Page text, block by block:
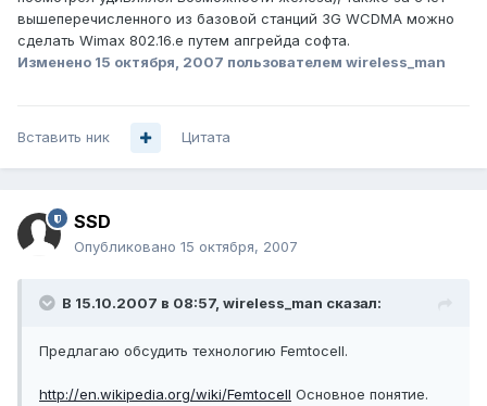
вышеперечисленного из базовой станций 3G WCDMA можно
сделать Wimax 802.16.e путем апгрейда софта.
Изменено 15 октября, 2007 пользователем wireless_man
Вставить ник Цитата
SSD
Опубликовано 15 октября, 2007
В 15.10.2007 в 08:57, wireless_man сказал:
Предлагаю обсудить технологию Femtocell.
http://en.wikipedia.org/wiki/Femtocell Основное понятие.